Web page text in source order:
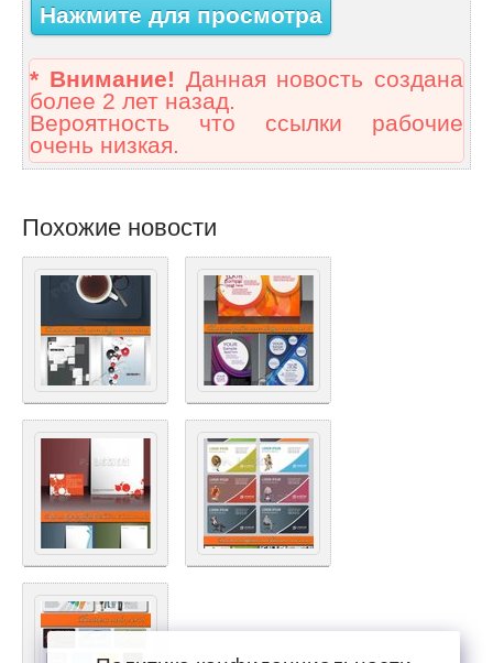
Нажмите для просмотра
* Внимание! Данная новость создана
более 2 лет назад.
Вероятность что ссылки рабочие
очень низкая.
Похожие новости